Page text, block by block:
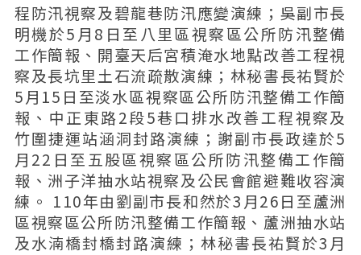
程防汛視察及碧龍巷防汛應變演練；吳副市長
明機於5月8日至八里區視察區公所防汛整備
工作簡報、開臺天后宮積淹水地點改善工程視
察及長坑里土石流疏散演練；林秘書長祐賢於
5月15日至淡水區視察區公所防汛整備工作簡
報、中正東路2段5巷口排水改善工程視察及
竹圍捷運站涵洞封路演練；謝副市長政達於5
月22日至五股區視察區公所防汛整備工作簡
報、洲子洋抽水站視察及公民會館避難收容演
練。 110年由劉副市長和然於3月26日至蘆洲
區視察區公所防汛整備工作簡報、蘆洲抽水站
及水湳橋封橋封路演練；林秘書長祐賢於3月